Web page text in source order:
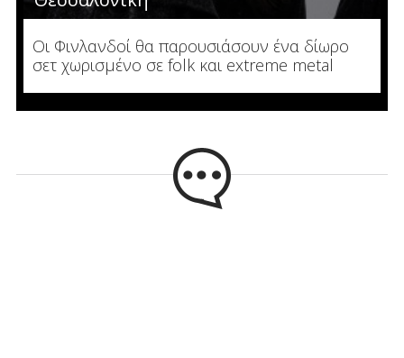
Οι Φινλανδοί θα παρουσιάσουν ένα δίωρο
σετ χωρισμένο σε folk και extreme metal